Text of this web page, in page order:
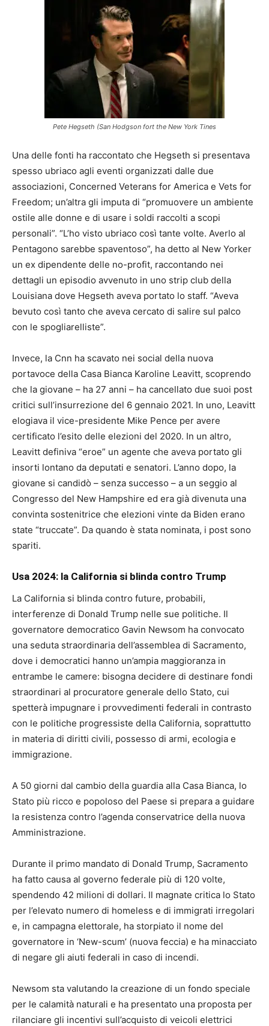
Pete Hegseth (San Hodgson fort the New York Tines
Una delle fonti ha raccontato che Hegseth si presentava
spesso ubriaco agli eventi organizzati dalle due
associazioni, Concerned Veterans for America e Vets for
Freedom; un’altra gli imputa di “promuovere un ambiente
ostile alle donne e di usare i soldi raccolti a scopi
personali”. “L’ho visto ubriaco così tante volte. Averlo al
Pentagono sarebbe spaventoso”, ha detto al New Yorker
un ex dipendente delle no-profit, raccontando nei
dettagli un episodio avvenuto in uno strip club della
Louisiana dove Hegseth aveva portato lo staff. “Aveva
bevuto così tanto che aveva cercato di salire sul palco
con le spogliarelliste”.
Invece, la Cnn ha scavato nei social della nuova
portavoce della Casa Bianca Karoline Leavitt, scoprendo
che la giovane – ha 27 anni – ha cancellato due suoi post
critici sull’insurrezione del 6 gennaio 2021. In uno, Leavitt
elogiava il vice-presidente Mike Pence per avere
certificato l’esito delle elezioni del 2020. In un altro,
Leavitt definiva “eroe” un agente che aveva portato gli
insorti lontano da deputati e senatori. L’anno dopo, la
giovane si candidò – senza successo – a un seggio al
Congresso del New Hampshire ed era già divenuta una
convinta sostenitrice che elezioni vinte da Biden erano
state “truccate”. Da quando è stata nominata, i post sono
spariti.
Usa 2024: la California si blinda contro Trump
La California si blinda contro future, probabili,
interferenze di Donald Trump nelle sue politiche. Il
governatore democratico Gavin Newsom ha convocato
una seduta straordinaria dell’assemblea di Sacramento,
dove i democratici hanno un’ampia maggioranza in
entrambe le camere: bisogna decidere di destinare fondi
straordinari al procuratore generale dello Stato, cui
spetterà impugnare i provvedimenti federali in contrasto
con le politiche progressiste della California, soprattutto
in materia di diritti civili, possesso di armi, ecologia e
immigrazione.
A 50 giorni dal cambio della guardia alla Casa Bianca, lo
Stato più ricco e popoloso del Paese si prepara a guidare
la resistenza contro l’agenda conservatrice della nuova
Amministrazione.
Durante il primo mandato di Donald Trump, Sacramento
ha fatto causa al governo federale più di 120 volte,
spendendo 42 milioni di dollari. Il magnate critica lo Stato
per l’elevato numero di homeless e di immigrati irregolari
e, in campagna elettorale, ha storpiato il nome del
governatore in ‘New-scum’ (nuova feccia) e ha minacciato
di negare gli aiuti federali in caso di incendi.
Newsom sta valutando la creazione di un fondo speciale
per le calamità naturali e ha presentato una proposta per
rilanciare gli incentivi sull’acquisto di veicoli elettrici